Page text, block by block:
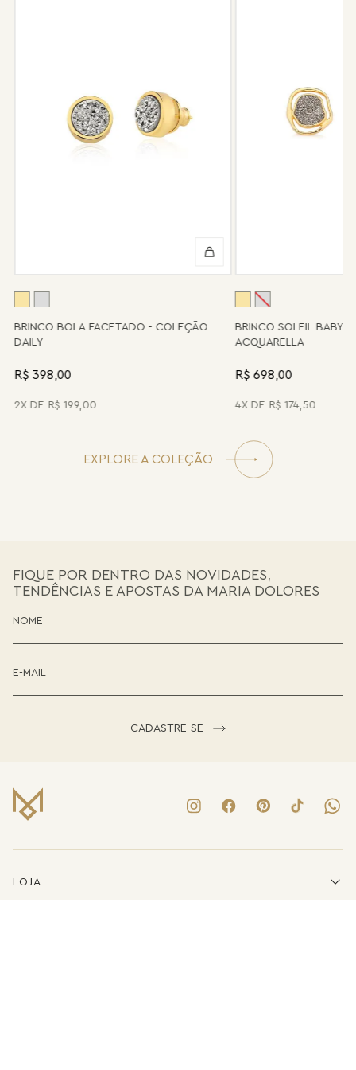
enviada novamente para a fábrica, e será cobrado apenas o
valor de custo do conserto e do frete.
Informe-se conosco sobre estes custos e sobre o prazo de
retorno, que pode variar conforme a região.
disposição para orientá-la e oferecer a melhor alternativa
BRINCO BOLA FACETADO - COLEÇÃO
DAILY
R$ 398,00
2 R$ 199,00
BRINCO SOLEIL BABY -
ACQUARELLA
R$ 698,00
4 R$ 174,50
EXPLORE A COLEÇÃO
FIQUE POR DENTRO DAS NOVIDADES,
TENDÊNCIAS E APOSTAS DA MARIA DOLORES
CADASTRE-SE
LOJA